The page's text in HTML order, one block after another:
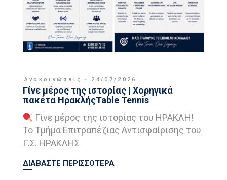
Ανακοινώσεις 24/07/2026
Γίνε μέρος της ιστορίας | Χορηγικά
πακέτα ΗρακλήςTable Tennis
Γίνε μέρος της ιστορίας του ΗΡΑΚΛΗ!
Το Τμήμα Επιτραπέζιας Αντισφαίρισης του
Γ.Σ. ΗΡΑΚΛΗΣ
ΔΙΑΒΑΣΤΕ ΠΕΡΙΣΣΟΤΕΡΑ